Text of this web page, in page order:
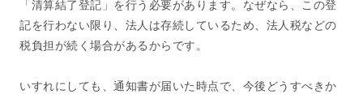
「清算結了登記」を行う必要があります。なぜなら、この登
記を行わない限り、法人は存続しているため、法人税などの
税負担が続く場合があるからです。
いすれにしても、通知書が届いた時点で、今後どうすべきか